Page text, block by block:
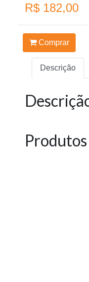
R$ 182,00
Comprar
Descrição